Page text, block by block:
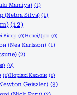
Mamiya) (1)
(Nebra Silva) (1)
(12)
Вілер (0)Ненсі Дрю (0)
(Nea Karlsson) (1)
(2)
(0)
(0)Норіакі Какьоін (0)
Geiszler) (3)